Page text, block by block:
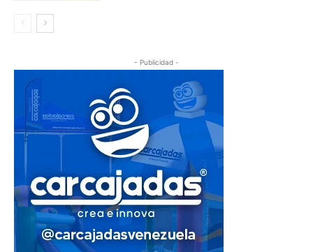
- Publicidad -